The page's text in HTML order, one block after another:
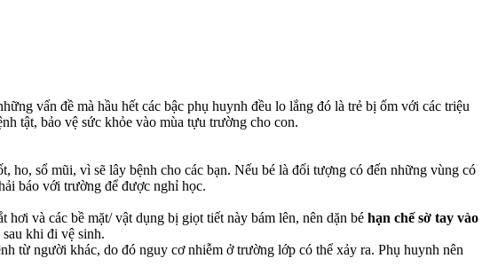
vấn đề mà hầu hết các bậc phụ huynh đều lo lắng đó là trẻ bị ốm với các triệu
tật, bảo vệ sức khỏe vào mùa tựu trường cho con.
ho, sổ mũi, vì sẽ lây bệnh cho các bạn. Nếu bé là đối tượng có đến những vùng có
báo với trường để được nghỉ học.
và các bề mặt/ vật dụng bị giọt tiết này bám lên, nên dặn bé hạn chế sờ tay vào
khi đi vệ sinh.
người khác, do đó nguy cơ nhiễm ở trường lớp có thể xảy ra. Phụ huynh nên